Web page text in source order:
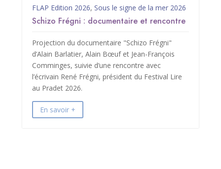
FLAP Edition 2026, Sous le signe de la mer 2026
Schizo Frégni : documentaire et rencontre
Projection du documentaire "Schizo Frégni"
d’Alain Barlatier, Alain Bœuf et Jean-François
Comminges, suivie d’une rencontre avec
l’écrivain René Frégni, président du Festival Lire
au Pradet 2026.
En savoir +